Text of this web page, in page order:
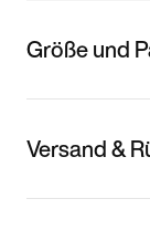
Größe und
Versand &